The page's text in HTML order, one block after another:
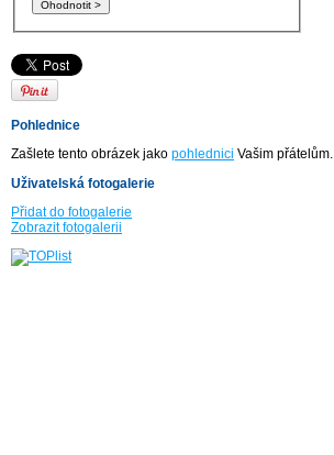
Pohlednice
Zašlete tento obrázek jako pohlednici Vašim přátelům.
Uživatelská fotogalerie
Přidat do fotogalerie
Zobrazit fotogalerii